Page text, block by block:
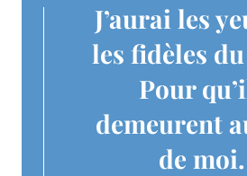
J’aurai les
les fidèles
Pour
demeurent
de moi.